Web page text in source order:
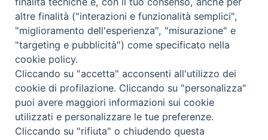
nazione:Stati Uniti
Contatti & Info
altre finalità ("interazioni e funzionalità semplici",
"miglioramento dell'esperienza", "misurazione" e
"targeting e pubblicità") come specificato nella
cookie policy.
Cliccando su "accetta" acconsenti all'utilizzo dei
cookie di profilazione. Cliccando su "personalizza"
puoi avere maggiori informazioni sui cookie
utilizzati e personalizzare le tue preferenze.
Cliccando su "rifiuta" o chiudendo questa